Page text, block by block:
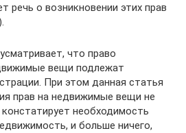
речь о возникновении этих прав
что право
вещи подлежат
При этом данная статья
прав на недвижимые вещи не
необходимость
и больше ничего,